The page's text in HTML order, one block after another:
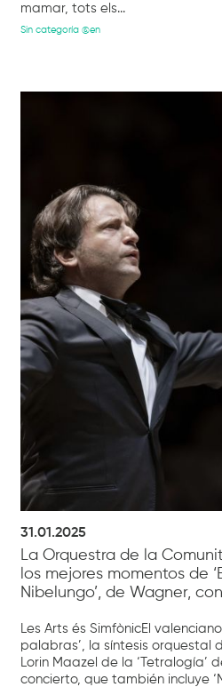
mamar, tots els...
Sin categoría @en
31.01.2025
La Orquestra de la
los mejores momentos de
Nibelungo’, de Wagner,
Les Arts és SimfònicEl
palabras’, la síntesis orquestal
Lorin Maazel de la ‘Tetralogía’
concierto, que también incluye